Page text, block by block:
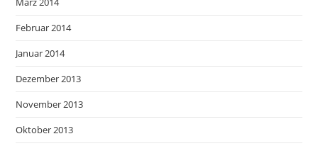
Februar 2014
Januar 2014
Dezember 2013
November 2013
Oktober 2013